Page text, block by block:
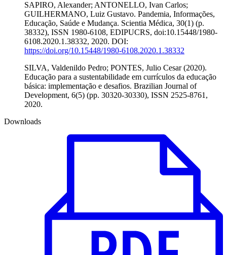
SAPIRO, Alexander; ANTONELLO, Ivan Carlos;
GUILHERMANO, Luiz Gustavo. Pandemia, Informações,
Educação, Saúde e Mudança. Scientia Médica, 30(1) (p.
38332), ISSN 1980-6108, EDIPUCRS, doi:10.15448/1980-
6108.2020.1.38332, 2020. DOI:
https://doi.org/10.15448/1980-6108.2020.1.38332
SILVA, Valdenildo Pedro; PONTES, Julio Cesar (2020).
Educação para a sustentabilidade em currículos da educação
básica: implementação e desafios. Brazilian Journal of
Development, 6(5) (pp. 30320-30330), ISSN 2525-8761,
2020.
Downloads